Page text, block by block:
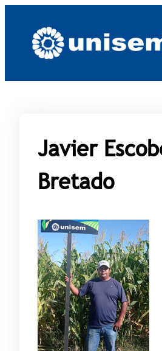
contenido
Javier
Bretado